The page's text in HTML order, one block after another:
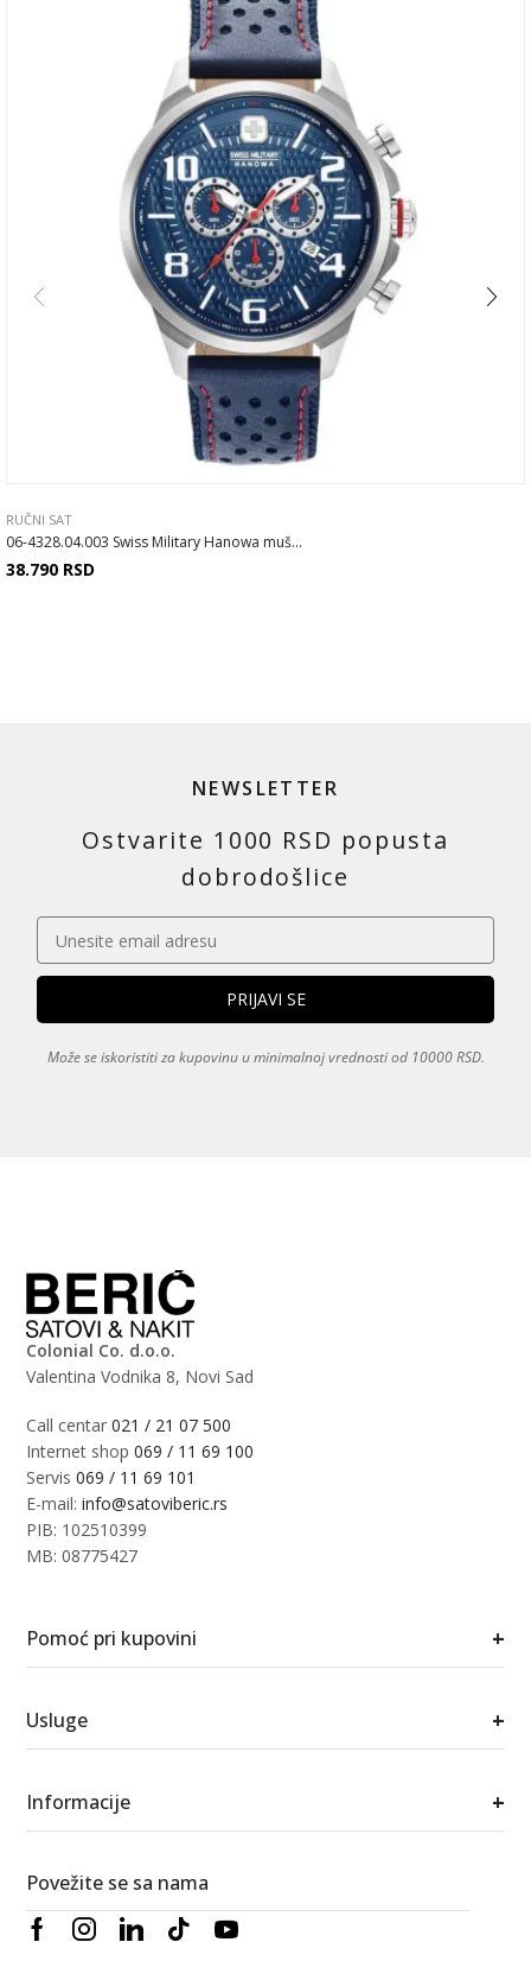
RUČNI SAT
06-4328.04.003 Swiss Military Hanowa muš...
38.790 RSD
NEWSLETTER
Ostvarite 1000 RSD popusta
dobrodošlice
Može se iskoristiti za kupovinu u minimalnoj vrednosti od 10000 RSD.
Colonial Co. d.o.o.
Valentina Vodnika 8, Novi Sad
Call centar021 / 21 07 500
Internet shop069 / 11 69 100
Servis069 / 11 69 101
E-mail:info@satoviberic.rs
PIB: 102510399
MB: 08775427
Pomoć pri kupovini +
Usluge +
Informacije +
Povežite se sa nama